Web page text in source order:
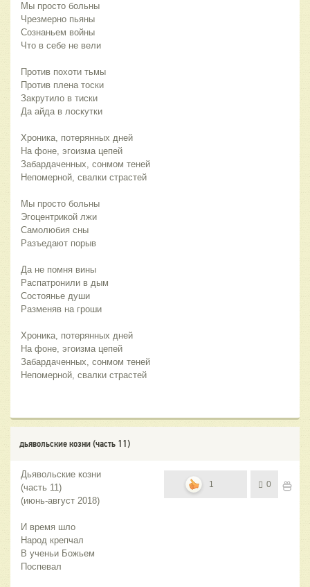
Мы просто больны
Чрезмерно пьяны
Сознаньем войны
Что в себе не вели
Против похоти тьмы
Против плена тоски
Закрутило в тиски
Да айда в лоскутки
Хроника, потерянных дней
На фоне, эгоизма цепей
Забардаченных, сонмом теней
Непомерной, свалки страстей
Мы просто больны
Эгоцентрикой лжи
Самолюбия сны
Разъедают порыв
Да не помня вины
Распатронили в дым
Состоянье души
Разменяв на гроши
Хроника, потерянных дней
На фоне, эгоизма цепей
Забардаченных, сонмом теней
Непомерной, свалки страстей
дьявольские козни (часть 11)
Дьявольские козни
(часть 11)
(июнь-август 2018)
И время шло
Народ крепчал
В ученьи Божьем
Поспевал
1 0